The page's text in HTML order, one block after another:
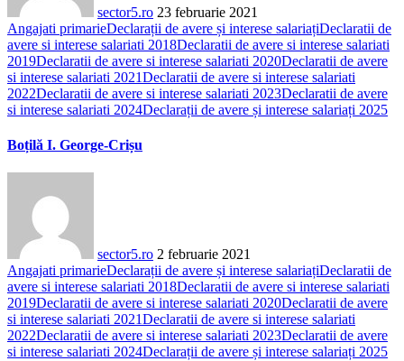
sector5.ro 23 februarie 2021
Angajati primarieDeclarații de avere și interese salariațiDeclaratii de
avere si interese salariati 2018Declaratii de avere si interese salariati
2019Declaratii de avere si interese salariati 2020Declaratii de avere
si interese salariati 2021Declaratii de avere si interese salariati
2022Declaratii de avere si interese salariati 2023Declaratii de avere
si interese salariati 2024Declarații de avere și interese salariați 2025
Boțilă I. George-Crișu
sector5.ro 2 februarie 2021
Angajati primarieDeclarații de avere și interese salariațiDeclaratii de
avere si interese salariati 2018Declaratii de avere si interese salariati
2019Declaratii de avere si interese salariati 2020Declaratii de avere
si interese salariati 2021Declaratii de avere si interese salariati
2022Declaratii de avere si interese salariati 2023Declaratii de avere
si interese salariati 2024Declarații de avere și interese salariați 2025